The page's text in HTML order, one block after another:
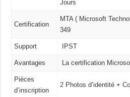
Jours
Certification
MTA ( Microsoft
349
Support IPST
Avantages La certification
Pièces
d’inscription
2 Photos d’identité +